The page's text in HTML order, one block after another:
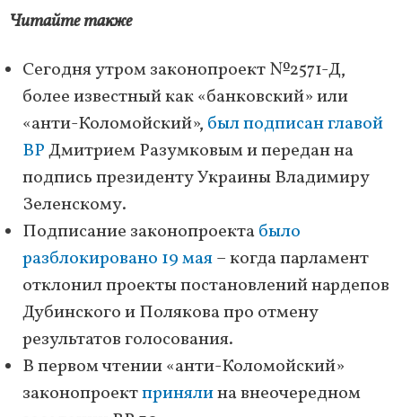
Читайте также
Сегодня утром законопроект №2571-Д,
более известный как «банковский» или
«анти-Коломойский», был подписан главой
ВРДмитрием Разумковым и передан на
подпись президенту Украины Владимиру
Зеленскому.
Подписание законопроектабыло
разблокировано 19 мая– когда парламент
отклонил проекты постановлений нардепов
Дубинского и Полякова про отмену
результатов голосования.
В первом чтении «анти-Коломойский»
законопроектпринялина внеочередном